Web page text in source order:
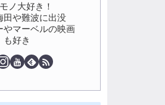
ノ大好き！
田や難波に出没
やマーベルの映画
も好き